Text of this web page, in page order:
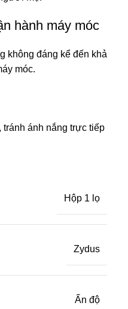
hành máy móc
không đáng kể đến khả
móc.
ánh nắng trực tiếp
Hộp 1 lọ
Zydus
Ấn độ